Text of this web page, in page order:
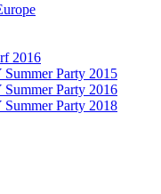
2016
Party 2015
Party 2016
Party 2018